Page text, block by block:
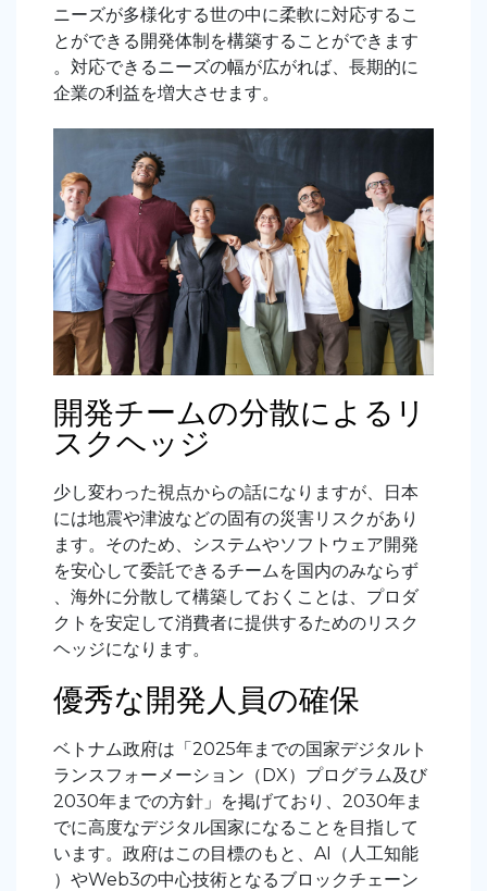
ニーズが多様化する世の中に柔軟に対応するこ
とができる開発体制を構築することができます
。対応できるニーズの幅が広がれば、長期的に
企業の利益を増大させます。
開発チームの分散によるリ
スクヘッジ
少し変わった視点からの話になりますが、日本
には地震や津波などの固有の災害リスクがあり
ます。そのため、システムやソフトウェア開発
を安心して委託できるチームを国内のみならず
、海外に分散して構築しておくことは、プロダ
クトを安定して消費者に提供するためのリスク
ヘッジになります。
優秀な開発人員の確保
ベトナム政府は「2025年までの国家デジタルト
ランスフォーメーション（DX）プログラム及び
2030年までの方針」を掲げており、2030年ま
でに高度なデジタル国家になることを目指して
います。政府はこの目標のもと、AI（人工知能
）やWeb3の中心技術となるブロックチェーン